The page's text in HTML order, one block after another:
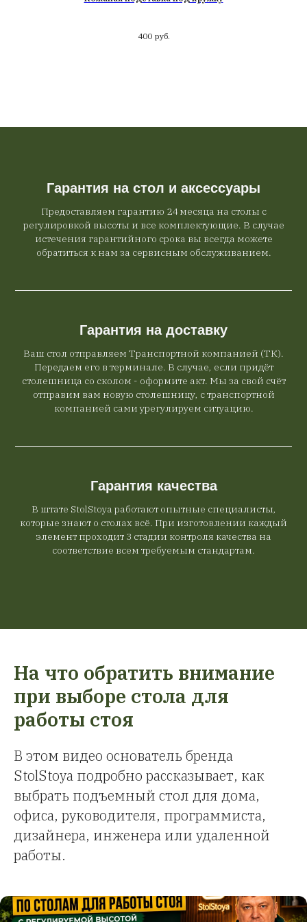
400 руб.
Гарантия на стол и аксессуары
Предоставляем гарантию 24 месяца на столы с
регулировкой высоты и все комплектующие. В случае
истечения гарантийного срока вы всегда можете
обратиться к нам за сервисным обслуживанием.
Гарантия на доставку
Ваш стол отправляем Транспортной компанией (ТК).
Передаем его в терминале. В случае, если придёт
столешница со сколом - оформите акт. Мы за свой счёт
отправим вам новую столешницу, с транспортной
компанией сами урегулируем ситуацию.
Гарантия качества
В штате StolStoya работают опытные специалисты,
которые знают о столах всё. При изготовлении каждый
элемент проходит 3 стадии контроля качества на
соответствие всем требуемым стандартам.
На что обратить внимание
при выборе стола для
работы стоя
В этом видео основатель бренда
StolStoya подробно рассказывает, как
выбрать подъемный стол для дома,
офиса, руководителя, программиста,
дизайнера, инженера или удаленной
работы.